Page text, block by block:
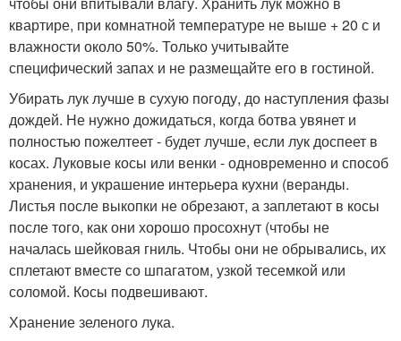
квартире, при комнатной температуре не выше + 20 с и
влажности около 50%. Только учитывайте
специфический запах и не размещайте его в гостиной.
Убирать лук лучше в сухую погоду, до наступления фазы
дождей. Не нужно дожидаться, когда ботва увянет и
полностью пожелтеет - будет лучше, если лук доспеет в
косах. Луковые косы или венки - одновременно и способ
хранения, и украшение интерьера кухни (веранды.
Листья после выкопки не обрезают, а заплетают в косы
после того, как они хорошо просохнут (чтобы не
началась шейковая гниль. Чтобы они не обрывались, их
сплетают вместе со шпагатом, узкой тесемкой или
соломой. Косы подвешивают.
Хранение зеленого лука.